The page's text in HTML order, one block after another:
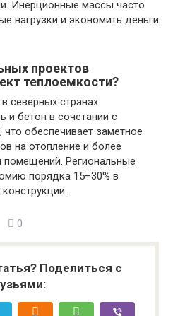
Инерционные массы часто
нагрузки и экономить деньги
проектов
теплоемкости?
северных странах
и бетон в сочетании с
что обеспечивает заметное
на отопление и более
помещений. Региональные
порядка 15–30% в
0
Поделиться с